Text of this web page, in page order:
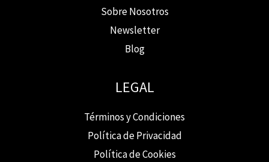
Sobre Nosotros
Newsletter
Blog
LEGAL
Términos y Condiciones
Política de Privacidad
Política de Cookies